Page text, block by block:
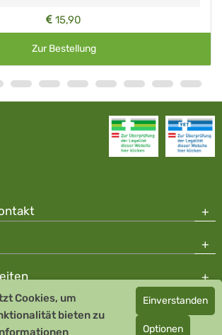
15,90
Zur Bestellung
Santé Salvator Apotheke - GDP zertifiziert
GmbH GMP zertifizierter Arzneihersteller
Cookies, um
bieten zu
Einverstanden
Optionen